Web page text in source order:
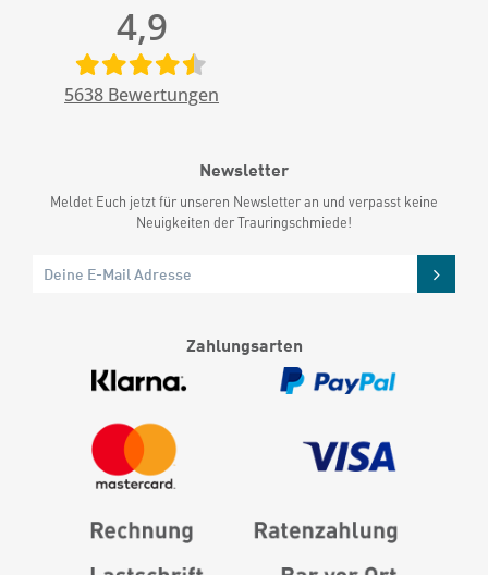
4,9
5638 Bewertungen
Newsletter
Meldet Euch jetzt für unseren Newsletter an und verpasst keine
Neuigkeiten der Trauringschmiede!
Zahlungsarten